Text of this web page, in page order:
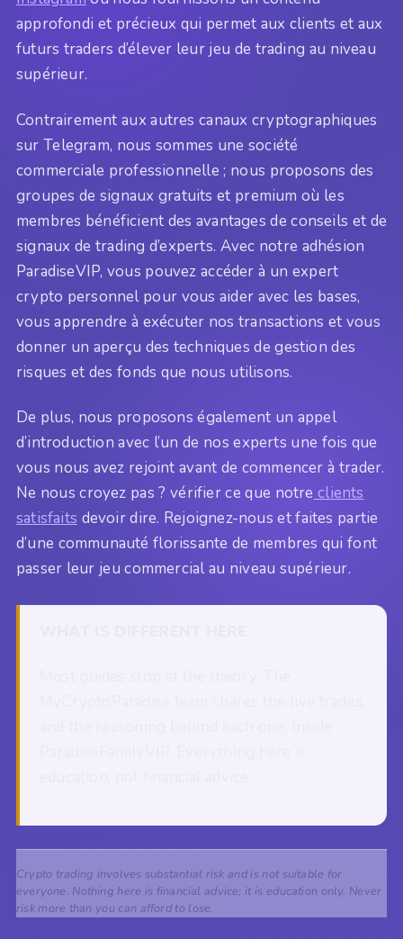
approfondi et précieux qui permet aux clients et aux
futurs traders d’élever leur jeu de trading au niveau
supérieur.
Contrairement aux autres canaux cryptographiques
sur Telegram, nous sommes une société
commerciale professionnelle ; nous proposons des
groupes de signaux gratuits et premium où les
membres bénéficient des avantages de conseils et de
signaux de trading d’experts. Avec notre adhésion
ParadiseVIP, vous pouvez accéder à un expert
crypto personnel pour vous aider avec les bases,
vous apprendre à exécuter nos transactions et vous
donner un aperçu des techniques de gestion des
risques et des fonds que nous utilisons.
De plus, nous proposons également un appel
d’introduction avec l’un de nos experts une fois que
vous nous avez rejoint avant de commencer à trader.
Ne nous croyez pas ? vérifier ce que notre clients
satisfaits devoir dire. Rejoignez-nous et faites partie
d’une communauté florissante de membres qui font
passer leur jeu commercial au niveau supérieur.
Crypto trading involves substantial risk and is not suitable for
everyone. Nothing here is financial advice; it is education only. Never
risk more than you can afford to lose.